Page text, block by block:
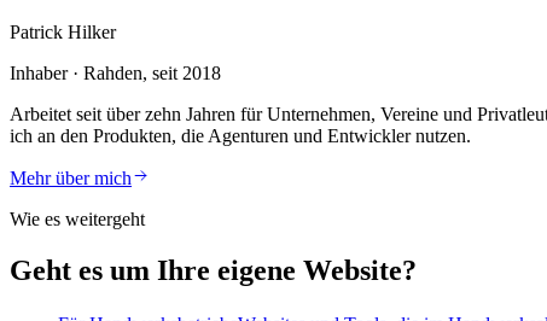
Patrick Hilker
Inhaber · Rahden, seit 2018
Arbeitet seit über zehn Jahren für Unternehmen, Vereine und
ich an den Produkten, die Agenturen und Entwickler nutzen.
Mehr über mich
Wie es weitergeht
Geht es um Ihre eigene Website?